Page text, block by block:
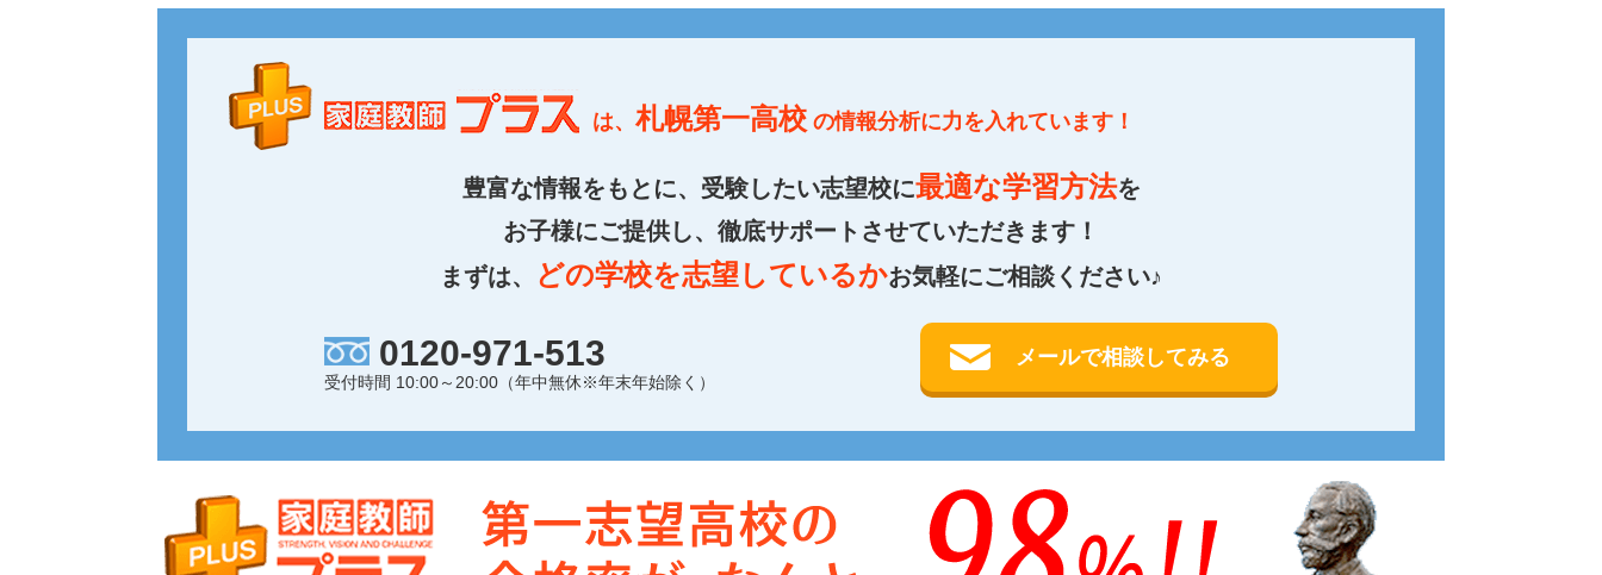
は、 札幌第一高校 の情報分析に力を入れています！
豊富な情報をもとに、受験したい志望校に最適な学習方法を
お子様にご提供し、徹底サポート させていただきます！
まずは、
どの学校を志望しているかお気軽にご相談ください♪
0120-971-513
受付時間 10:00～20:00（年中無休※年末年始除く）
メールで相談してみる